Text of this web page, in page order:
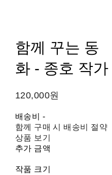
함께 꾸는 동
화 - 종호 작가
120,000원
배송비 -
함께 구매 시 배송비 절약
상품 보기
추가 금액
작품 크기